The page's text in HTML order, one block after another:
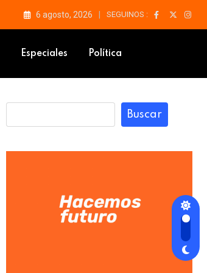
6 agosto, 2026 SEGUINOS :
Especiales Política
Buscar